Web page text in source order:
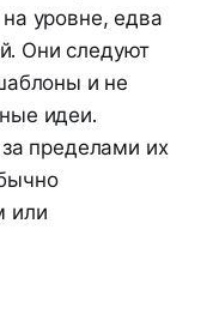
уровне, едва
Они следуют
и не
идеи.
пределами их
или